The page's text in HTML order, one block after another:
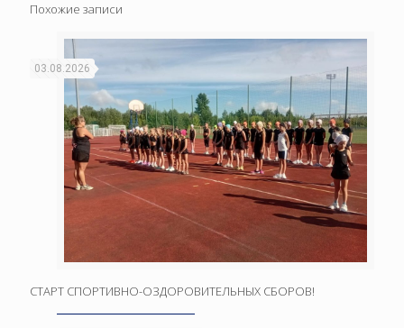
Похожие записи
03.08.2026
СТАРТ СПОРТИВНО-ОЗДОРОВИТЕЛЬНЫХ СБОРОВ!